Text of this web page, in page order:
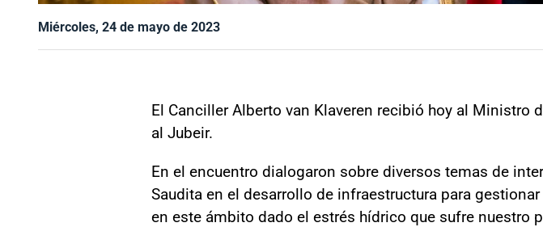
Miércoles, 24 de mayo de 2023
El Canciller Alberto van Klaveren recibió hoy al Ministro
al Jubeir.
En el encuentro dialogaron sobre diversos temas de
Saudita en el desarrollo de infraestructura para
en este ámbito dado el estrés hídrico que sufre nuestro